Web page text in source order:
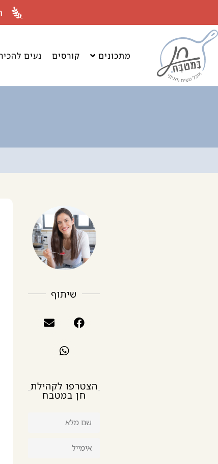
מתכונים קורסים נעים
שיתוף
הצטרפו לקהילת
חן במטבח